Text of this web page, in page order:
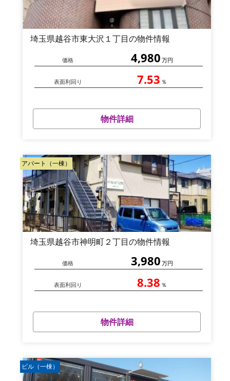
埼玉県越谷市東大沢１丁目の物件情報
価格 4,980 万円
表面利回り 7.53 ％
物件詳細
アパート（一棟）
埼玉県越谷市神明町２丁目の物件情報
価格 3,980 万円
表面利回り 8.38 ％
物件詳細
ビル（一棟）